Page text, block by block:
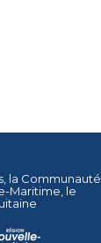
, la Communauté
Maritime , le